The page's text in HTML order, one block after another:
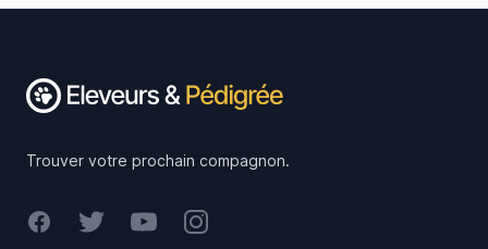
Trouver votre prochain compagnon.
FacebookTwitterYoutubeInstagram